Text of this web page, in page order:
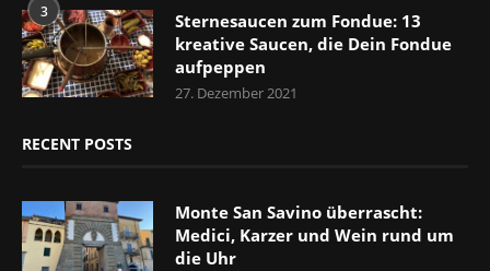
3
Sternesaucen zum Fondue: 13
kreative Saucen, die Dein Fondue
aufpeppen
27. Dezember 2021
RECENT POSTS
Monte San Savino überrascht:
Medici, Karzer und Wein rund um
die Uhr